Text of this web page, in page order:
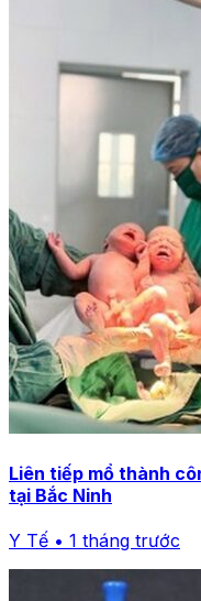
Liên tiếp mổ thành
tại Bắc Ninh
Y Tế • 1 tháng trước